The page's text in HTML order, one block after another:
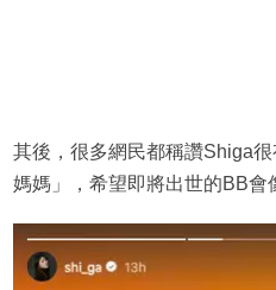
其後，很多網民都稱讚Shiga
媽媽」，希望即將出世的BB會